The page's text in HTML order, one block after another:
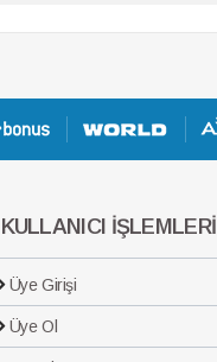
KULLANICI İŞLEMLERİ
Üye Girişi
Üye Ol